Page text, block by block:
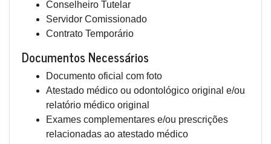
Conselheiro Tutelar
Servidor Comissionado
Contrato Temporário
Documentos Necessários
Documento oficial com foto
Atestado médico ou odontológico original e/ou
relatório médico original
Exames complementares e/ou prescrições
relacionadas ao atestado médico